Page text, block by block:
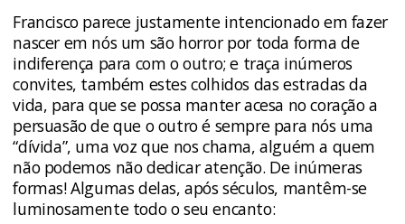
Francisco parece justamente intencionado em fazer
nascer em nós um são horror por toda forma de
indiferença para com o outro; e traça inúmeros
convites, também estes colhidos das estradas da
vida, para que se possa manter acesa no coração a
persuasão de que o outro é sempre para nós uma
“dívida”, uma voz que nos chama, alguém a quem
não podemos não dedicar atenção. De inúmeras
formas! Algumas delas, após séculos, mantêm-se
luminosamente todo o seu encanto: